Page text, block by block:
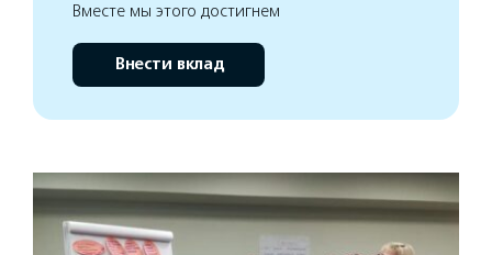
Вместе мы этого достигнем
Внести вклад